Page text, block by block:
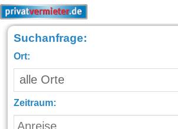
Suchanfrage:
Ort:
Zeitraum: